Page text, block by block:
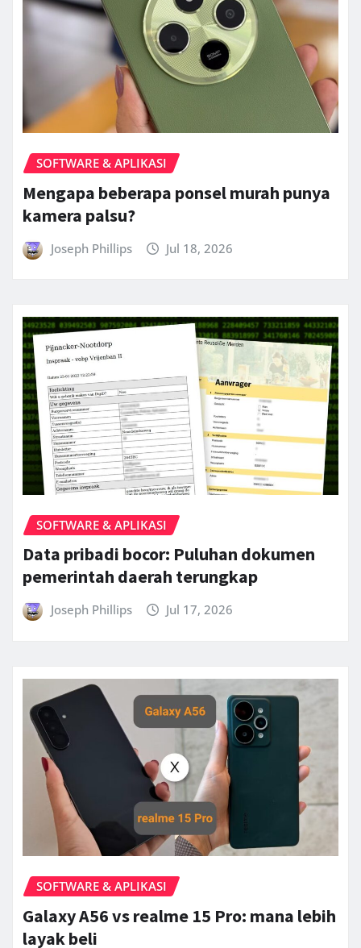
SOFTWARE & APLIKASI
Mengapa beberapa ponsel murah punya
kamera palsu?
Joseph Phillips Jul 18, 2026
SOFTWARE & APLIKASI
Data pribadi bocor: Puluhan dokumen
pemerintah daerah terungkap
Joseph Phillips Jul 17, 2026
SOFTWARE & APLIKASI
Galaxy A56 vs realme 15 Pro: mana lebih
layak beli